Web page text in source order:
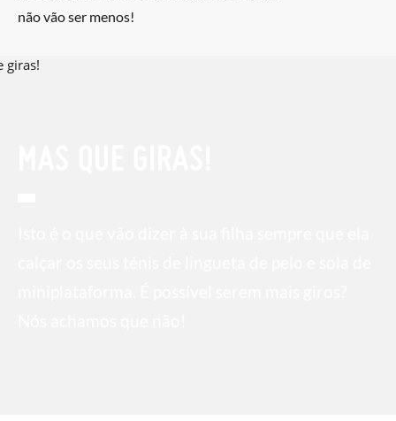
não vão ser menos!